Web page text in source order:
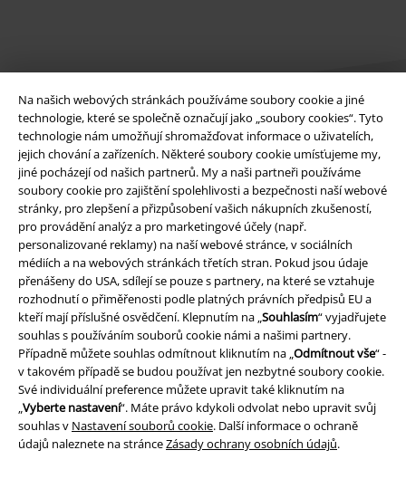
Na našich webových stránkách používáme soubory cookie a jiné
technologie, které se společně označují jako „soubory cookies“. Tyto
technologie nám umožňují shromažďovat informace o uživatelích,
jejich chování a zařízeních. Některé soubory cookie umísťujeme my,
jiné pocházejí od našich partnerů. My a naši partneři používáme
soubory cookie pro zajištění spolehlivosti a bezpečnosti naší webové
stránky, pro zlepšení a přizpůsobení vašich nákupních zkušeností,
pro provádění analýz a pro marketingové účely (např.
personalizované reklamy) na naší webové stránce, v sociálních
médiích a na webových stránkách třetích stran. Pokud jsou údaje
přenášeny do USA, sdílejí se pouze s partnery, na které se vztahuje
rozhodnutí o přiměřenosti podle platných právních předpisů EU a
kteří mají příslušné osvědčení. Klepnutím na „Souhlasím“ vyjadřujete
souhlas s používáním souborů cookie námi a našimi partnery.
Případně můžete souhlas odmítnout kliknutím na „Odmítnout vše“ -
v takovém případě se budou používat jen nezbytné soubory cookie.
Své individuální preference můžete upravit také kliknutím na
„Vyberte nastavení“. Máte právo kdykoli odvolat nebo upravit svůj
souhlas v Nastavení souborů cookie. Další informace o ochraně
údajů naleznete na stránceZásady ochrany osobních údajů.
Právní informace
Podmínky
Prohlášení
Ochrana osobních údajů
Likvidace odpadu a ochrana životního prostředí
Prohlášení o shodě
Informace o přístupnosti
Nastavení souborů cookie